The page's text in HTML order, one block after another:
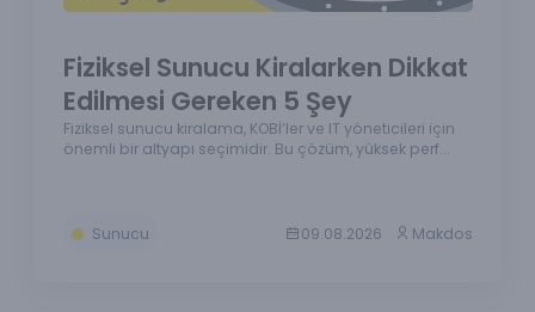
Fiziksel Sunucu Kiralarken Dikkat
Edilmesi Gereken 5 Şey
Fiziksel sunucu kiralama, KOBİ’ler ve IT yöneticileri için
önemli bir altyapı seçimidir. Bu çözüm, yüksek perf...
Sunucu 09.08.2026 Makdos